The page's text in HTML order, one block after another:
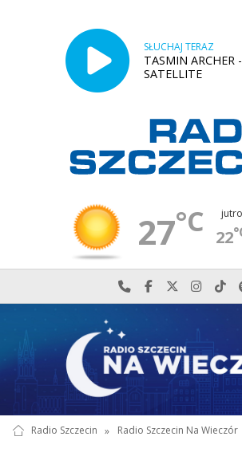
SŁUCHAJ TERAZ
TASMIN ARCHER
SATELLITE
27°C jutro
22
Najlepiej po prostu do
Odwiedź nas na
Odwiedź
Radio Szczecin » Radio Szczecin Na Wieczór